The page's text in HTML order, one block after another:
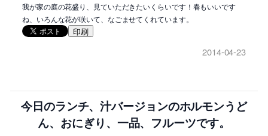
我が家の庭の花盛り、見ていただきたいくらいです！春もいいです
ね、いろんな花が咲いて、なごませてくれています。
印刷
2014-04-23
今日のランチ、汁バージョンのホルモンうど
ん、おにぎり、一品、フルーツです。